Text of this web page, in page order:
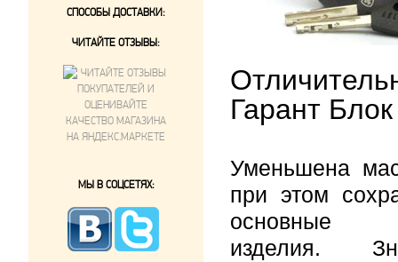
Гарант
Уменьшена
при этом
основные
изделия.
СПОСОБЫ ДОСТАВКИ:
ЧИТАЙТЕ ОТЗЫВЫ:
МЫ В СОЦСЕТЯХ: